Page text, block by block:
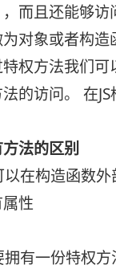
而且还能够访
对象或者构造
权方法我们可
的访问。 在
法的区别
在构造函数
性
有一份特权